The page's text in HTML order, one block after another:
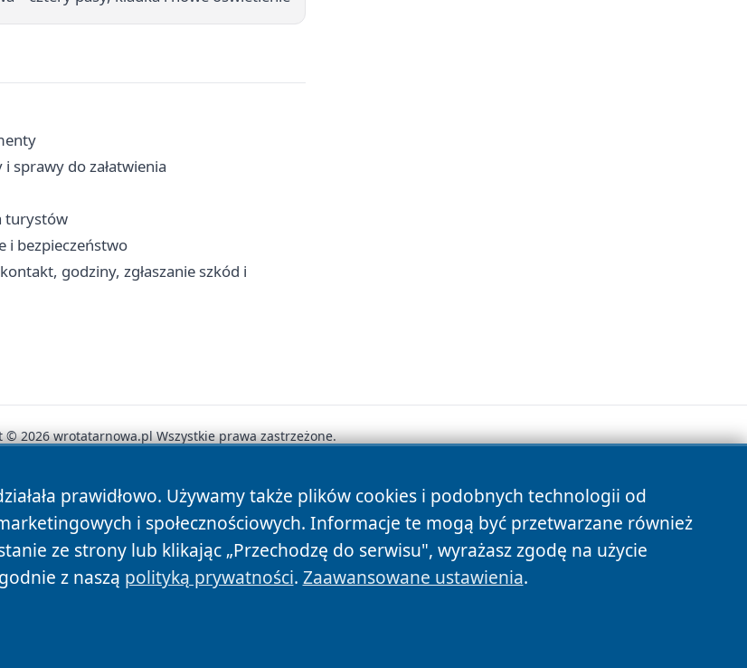
sprawy do załatwienia
turystów
i bezpieczeństwo
godziny, zgłaszanie szkód i
prawidłowo. Używamy także plików cookies i podobnych technologii od
i społecznościowych. Informacje te mogą być przetwarzane również
ze strony lub klikając „Przechodzę do serwisu", wyrażasz zgodę na użycie
z naszą polityką prywatności. Zaawansowane ustawienia.
© 2026 wrotatarnowa.pl Wszystkie prawa zastrzeżone.
Polityka Prywatności Polityka Cookies